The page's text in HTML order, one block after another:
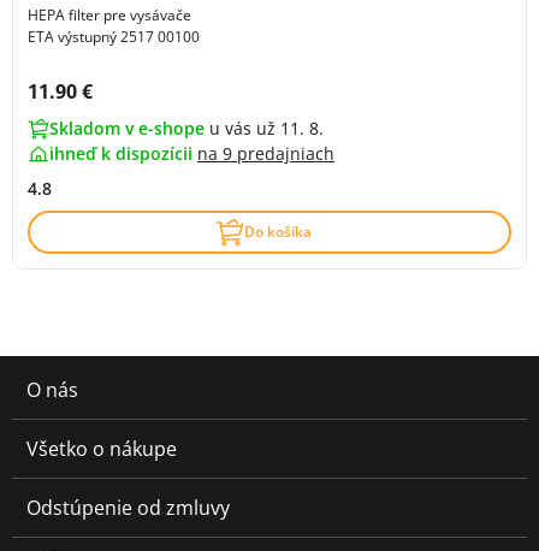
HEPA filter pre vysávače
ETA výstupný 2517 00100
Cena s DPH:
11.90 €
Skladom v e-shope u vás už 11. 8.
ihneď k dispozícii na 9 predajniach
4.8
Do košíka
O nás
Všetko o nákupe
Odstúpenie od zmluvy